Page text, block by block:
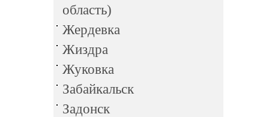
область)
Жердевка
Жиздра
Жуковка
Забайкальск
Задонск